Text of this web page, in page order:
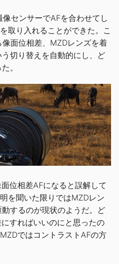
センサーでAFを合わせてし
取り入れることができた。こ
面位相差、MZDレンズを着
切り替えを自動的にし、ど
。
位相差AFになると誤解して
を聞いた限りではMZDレン
するのが現状のようだ。ど
すればいいのにと思ったの
ではコントラストAFの方